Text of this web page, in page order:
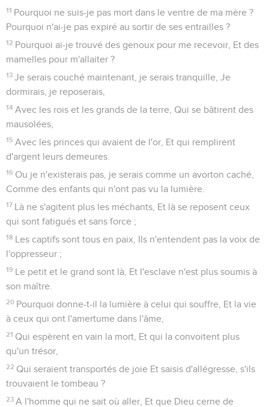
11 Pourquoi ne suis-je pas mort dans le ventre de ma mère ?
Pourquoi n'ai-je pas expiré au sortir de ses entrailles ?
12 Pourquoi ai-je trouvé des genoux pour me recevoir, Et des
mamelles pour m'allaiter ?
13 Je serais couché maintenant, je serais tranquille, Je
dormirais, je reposerais,
14 Avec les rois et les grands de la terre, Qui se bâtirent des
mausolées,
15 Avec les princes qui avaient de l'or, Et qui remplirent
d'argent leurs demeures.
16 Ou je n'existerais pas, je serais comme un avorton caché,
Comme des enfants qui n'ont pas vu la lumière.
17 Là ne s'agitent plus les méchants, Et là se reposent ceux
qui sont fatigués et sans force ;
18 Les captifs sont tous en paix, Ils n'entendent pas la voix de
l'oppresseur ;
19 Le petit et le grand sont là, Et l'esclave n'est plus soumis à
son maître.
20 Pourquoi donne-t-il la lumière à celui qui souffre, Et la vie
à ceux qui ont l'amertume dans l'âme,
21 Qui espèrent en vain la mort, Et qui la convoitent plus
qu'un trésor,
22 Qui seraient transportés de joie Et saisis d'allégresse, s'ils
trouvaient le tombeau ?
23 A l'homme qui ne sait où aller, Et que Dieu cerne de